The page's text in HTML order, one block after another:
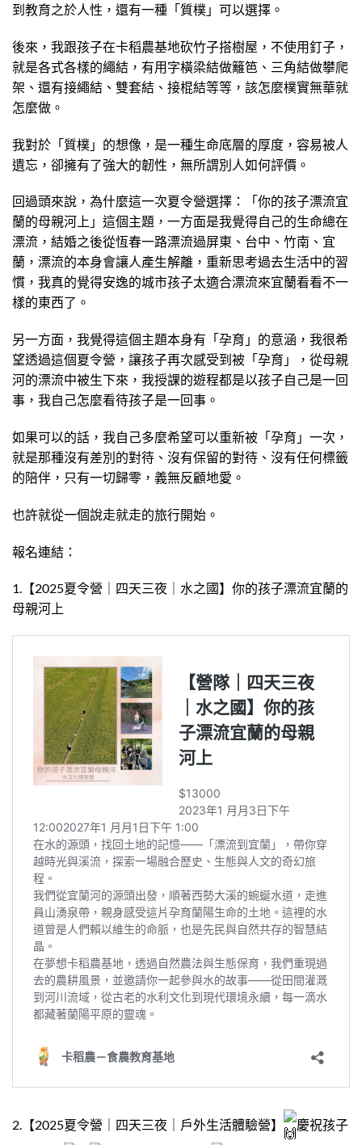
到教育之於人性，還有一種「質樸」可以選擇。
後來，我跟孩子在卡稻農基地砍竹子搭樹屋，不使用釘子，
就是各式各樣的繩結，有用字橫梁結做籬笆、三角結做攀爬
架、還有接繩結、雙套結、接棍結等等，該怎麼樸實無華就
怎麼做。
我對於「質樸」的想像，是一種生命底層的厚度，容易被人
遺忘，卻擁有了強大的韌性，無所謂別人如何評價。
回過頭來說，為什麼這一次夏令營選擇：「你的孩子漂流宜
蘭的母親河上」這個主題，一方面是我覺得自己的生命總在
漂流，結婚之後從恆春一路漂流過屏東、台中、竹南、宜
蘭，漂流的本身會讓人產生解離，重新思考過去生活中的習
慣，我真的覺得安逸的城市孩子太適合漂流來宜蘭看看不一
樣的東西了。
另一方面，我覺得這個主題本身有「孕育」的意涵，我很希
望透過這個夏令營，讓孩子再次感受到被「孕育」，從母親
河的漂流中被生下來，我授課的遊程都是以孩子自己是一回
事，我自己怎麼看待孩子是一回事。
如果可以的話，我自己多麼希望可以重新被「孕育」一次，
就是那種沒有差別的對待、沒有保留的對待、沒有任何標籤
的陪伴，只有一切歸零，義無反顧地愛。
也許就從一個說走就走的旅行開始。
報名連結：
1.【2025夏令營｜四天三夜｜水之國】你的孩子漂流宜蘭的
母親河上
2.【2025夏令營｜四天三夜｜戶外生活體驗營】 慶祝孩子